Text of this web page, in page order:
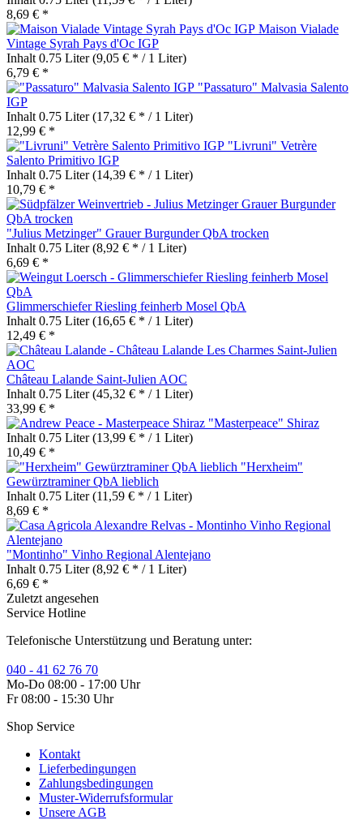
8,69 € *
Maison Vialade
Vintage Syrah Pays d'Oc IGP
Inhalt 0.75 Liter(9,05 € * / 1 Liter)
6,79 € *
"Passaturo" Malvasia Salento
IGP
Inhalt 0.75 Liter(17,32 € * / 1 Liter)
12,99 € *
"Livruni" Vetrère
Salento Primitivo IGP
Inhalt 0.75 Liter(14,39 € * / 1 Liter)
10,79 € *
"Julius Metzinger" Grauer Burgunder QbA trocken
Inhalt 0.75 Liter(8,92 € * / 1 Liter)
6,69 € *
Glimmerschiefer Riesling feinherb Mosel QbA
Inhalt 0.75 Liter(16,65 € * / 1 Liter)
12,49 € *
Château Lalande Saint-Julien AOC
Inhalt 0.75 Liter(45,32 € * / 1 Liter)
33,99 € *
"Masterpeace" Shiraz
Inhalt 0.75 Liter(13,99 € * / 1 Liter)
10,49 € *
"Herxheim"
Gewürztraminer QbA lieblich
Inhalt 0.75 Liter(11,59 € * / 1 Liter)
8,69 € *
"Montinho" Vinho Regional Alentejano
Inhalt 0.75 Liter(8,92 € * / 1 Liter)
6,69 € *
Zuletzt angesehen
Service Hotline
Telefonische Unterstützung und Beratung unter:
040 - 41 62 76 70
Mo-Do 08:00 - 17:00 Uhr
Fr 08:00 - 15:30 Uhr
Shop Service
Kontakt
Lieferbedingungen
Zahlungsbedingungen
Muster-Widerrufsformular
Unsere AGB